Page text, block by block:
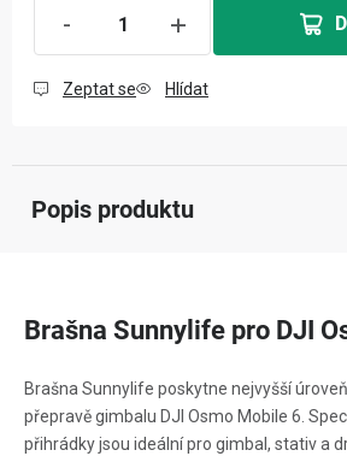
Zeptat se Hlídat
Popis produktu
Brašna Sunnylife pro DJI
Brašna Sunnylife poskytne nejvyšší
přepravě gimbalu DJI Osmo Mobile 6.
přihrádky jsou ideální pro gimbal, stativ a